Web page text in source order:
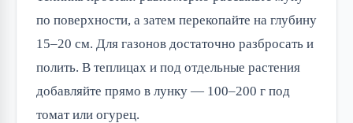
по поверхности, а затем перекопайте на глубину
15–20 см. Для газонов достаточно разбросать и
полить. В теплицах и под отдельные растения
добавляйте прямо в лунку — 100–200 г под
томат или огурец.